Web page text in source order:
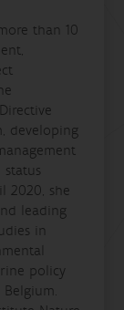
than 10
developing
2020, she
leading
in
policy